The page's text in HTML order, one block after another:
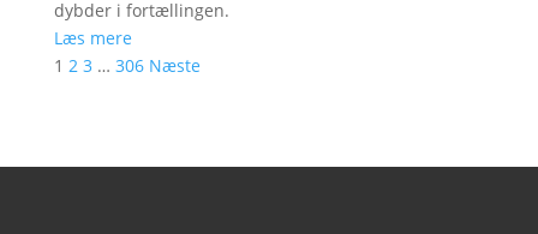
dybder i fortællingen.
Læs mere
1 2 3 … 306 Næste